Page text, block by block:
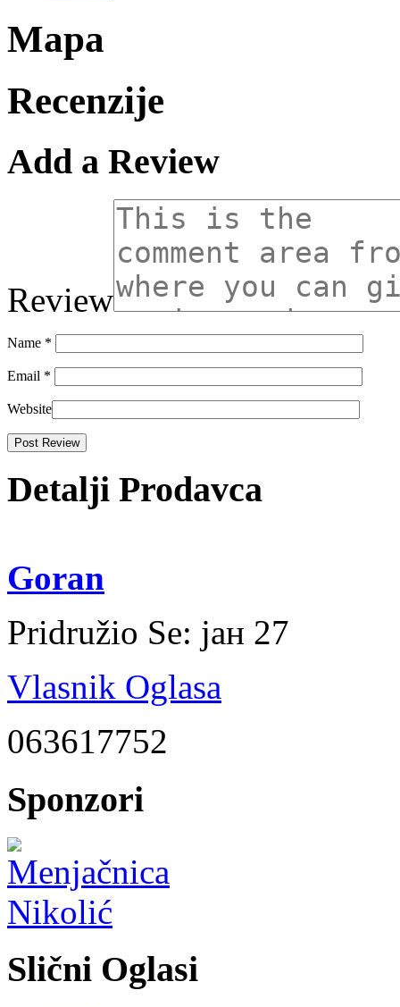
Mapa
Recenzije
Add a Review
Review
Name *
Email *
Website
Detalji Prodavca
Goran
Pridružio Se: јан 27
Vlasnik Oglasa
063617752
Sponzori
Slični Oglasi